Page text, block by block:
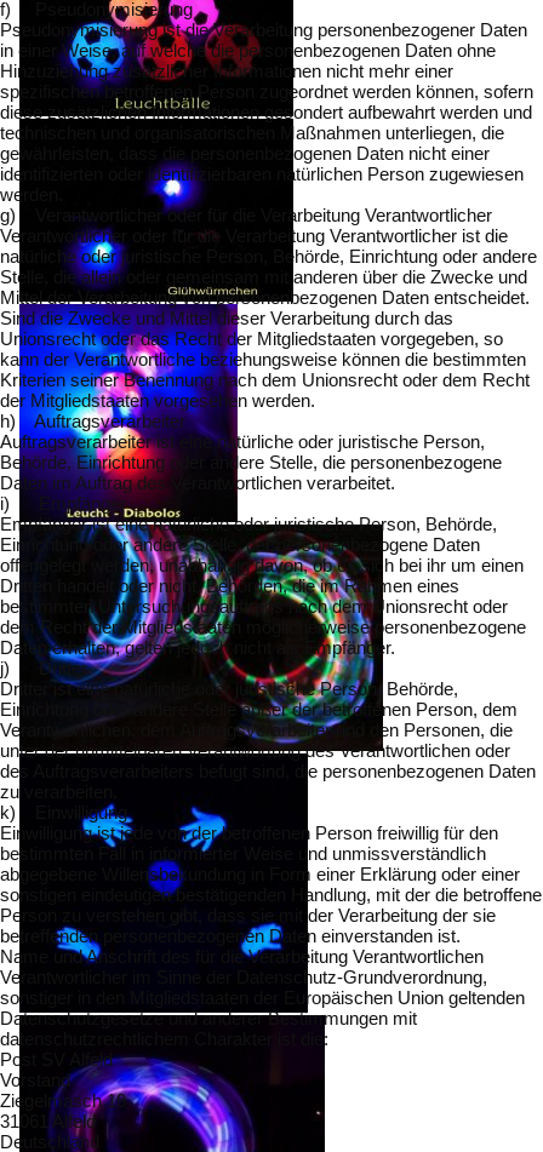
f) Pseudonymisierung
Pseudonymisierung ist die Verarbeitung personenbezogener Daten
in einer Weise, auf welche die personenbezogenen Daten ohne
Hinzuziehung zusätzlicher Informationen nicht mehr einer
spezifischen betroffenen Person zugeordnet werden können, sofern
diese zusätzlichen Informationen gesondert aufbewahrt werden und
technischen und organisatorischen Maßnahmen unterliegen, die
gewährleisten, dass die personenbezogenen Daten nicht einer
identifizierten oder identifizierbaren natürlichen Person zugewiesen
werden.
g) Verantwortlicher oder für die Verarbeitung Verantwortlicher
Verantwortlicher oder für die Verarbeitung Verantwortlicher ist die
natürliche oder juristische Person, Behörde, Einrichtung oder andere
Stelle, die allein oder gemeinsam mit anderen über die Zwecke und
Mittel der Verarbeitung von personenbezogenen Daten entscheidet.
Sind die Zwecke und Mittel dieser Verarbeitung durch das
Unionsrecht oder das Recht der Mitgliedstaaten vorgegeben, so
kann der Verantwortliche beziehungsweise können die bestimmten
Kriterien seiner Benennung nach dem Unionsrecht oder dem Recht
der Mitgliedstaaten vorgesehen werden.
h) Auftragsverarbeiter
Auftragsverarbeiter ist eine natürliche oder juristische Person,
Behörde, Einrichtung oder andere Stelle, die personenbezogene
Daten im Auftrag des Verantwortlichen verarbeitet.
i) Empfänger
Empfänger ist eine natürliche oder juristische Person, Behörde,
Einrichtung oder andere Stelle, der personenbezogene Daten
offengelegt werden, unabhängig davon, ob es sich bei ihr um einen
Dritten handelt oder nicht. Behörden, die im Rahmen eines
bestimmten Untersuchungsauftrags nach dem Unionsrecht oder
dem Recht der Mitgliedstaaten möglicherweise personenbezogene
Daten erhalten, gelten jedoch nicht als Empfänger.
j) Dritter
Dritter ist eine natürliche oder juristische Person, Behörde,
Einrichtung oder andere Stelle außer der betroffenen Person, dem
Verantwortlichen, dem Auftragsverarbeiter und den Personen, die
unter der unmittelbaren Verantwortung des Verantwortlichen oder
des Auftragsverarbeiters befugt sind, die personenbezogenen Daten
zu verarbeiten.
k) Einwilligung
Einwilligung ist jede von der betroffenen Person freiwillig für den
bestimmten Fall in informierter Weise und unmissverständlich
abgegebene Willensbekundung in Form einer Erklärung oder einer
sonstigen eindeutigen bestätigenden Handlung, mit der die betroffene
Person zu verstehen gibt, dass sie mit der Verarbeitung der sie
betreffenden personenbezogenen Daten einverstanden ist.
Name und Anschrift des für die Verarbeitung Verantwortlichen
Verantwortlicher im Sinne der Datenschutz-Grundverordnung,
sonstiger in den Mitgliedstaaten der Europäischen Union geltenden
Datenschutzgesetze und anderer Bestimmungen mit
datenschutzrechtlichem Charakter ist die:
Post SV Alfeld
Vorstand
Ziegelmasch 19
31061 Alfeld
Deutschland